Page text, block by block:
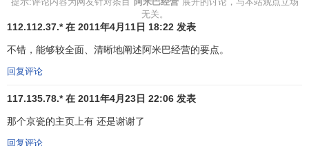
“人心”为基础开展经营，不是很重要吗？人心变化无常，但是
一旦人心连接起来的话，将是世上最坚不可摧的，历史上依
靠人心成就伟大事业的例子不胜枚举。所以我认为在率领一
（小集体组织）只有齐心协力，才能够使公司成为—个整
体。
无关。
112.112.37.* 在 2011年4月11日 18:22 发表
不错，能够较全面、清晰地阐述阿米巴经营的要点。
回复评论
117.135.78.* 在 2011年4月23日 22:06 发表
那个京瓷的主页上有 还是谢谢了
回复评论